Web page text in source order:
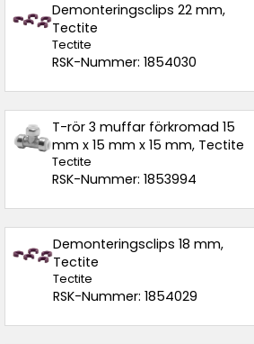
Demonteringsclips 22 mm,
Tectite
Tectite
RSK-Nummer: 1854030
T-rör 3 muffar förkromad 15
mm x 15 mm x 15 mm, Tectite
Tectite
RSK-Nummer: 1853994
Demonteringsclips 18 mm,
Tectite
Tectite
RSK-Nummer: 1854029